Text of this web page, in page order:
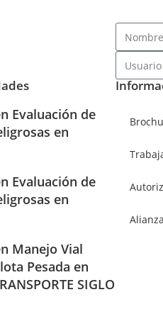
Evaluación de
en
Evaluación de
en
Manejo Vial
Pesada en
SIGLO